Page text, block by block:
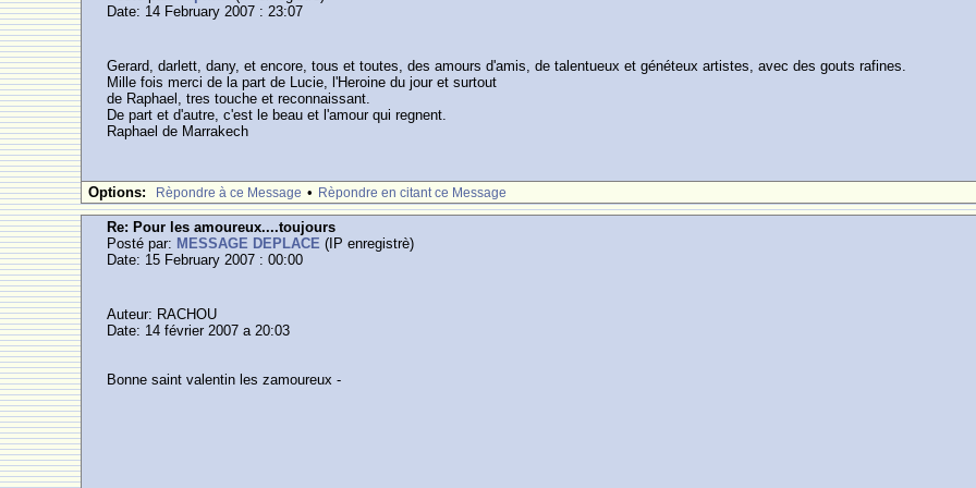
Date: 14 February 2007 : 23:07
Gerard, darlett, dany, et encore, tous et toutes, des amours d'amis, de talentueux et généteux artistes, avec des gouts rafines.
Mille fois merci de la part de Lucie, l'Heroine du jour et surtout
de Raphael, tres touche et reconnaissant.
De part et d'autre, c'est le beau et l'amour qui regnent.
Raphael de Marrakech
Options: Rèpondre à ce Message • Rèpondre en citant ce Message
Re: Pour les amoureux....toujours
Posté par: MESSAGE DEPLACE (IP enregistrè)
Date: 15 February 2007 : 00:00
Auteur: RACHOU
Date: 14 février 2007 a 20:03
Bonne saint valentin les zamoureux -